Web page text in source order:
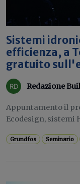
Sistemi
efficienza, a
gratuito
Redazione
Appuntamento il
Ecodesign, sistemi
Grundfos Seminario